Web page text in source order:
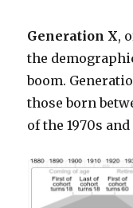
Generation X,
the
boom.
those born
of the 1970s and